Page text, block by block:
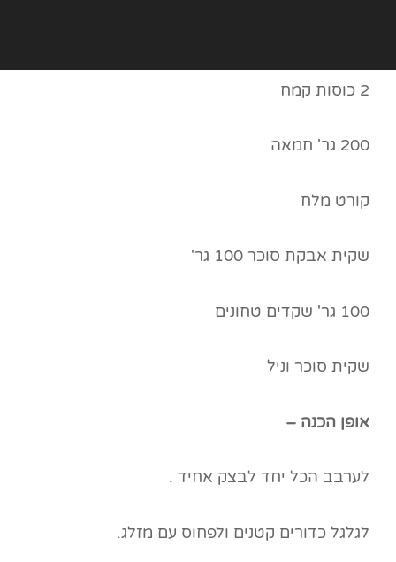
2 כוסות קמח
200 גר' חמאה
קורט מלח
שקית אבקת סוכר 100 גר'
100 גר' שקדים טחונים
שקית סוכר וניל
אופן הכנה –
לערבב הכל יחד לבצק אחיד .
לגלגל כדורים קטנים ולפחוס עם מזלג.